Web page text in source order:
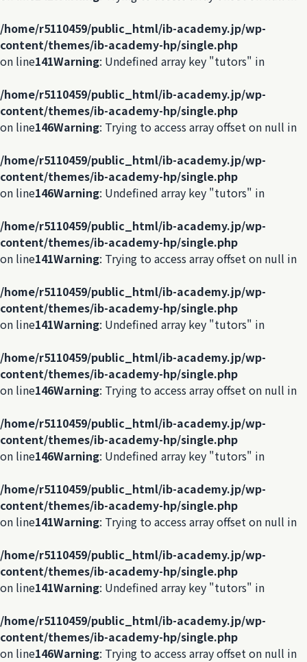
/home/r5110459/public_html/ib-academy.jp/wp-
content/themes/ib-academy-hp/single.php
on line141Warning: Undefined array key "tutors" in
/home/r5110459/public_html/ib-academy.jp/wp-
content/themes/ib-academy-hp/single.php
on line146Warning: Trying to access array offset on null in
/home/r5110459/public_html/ib-academy.jp/wp-
content/themes/ib-academy-hp/single.php
on line146Warning: Undefined array key "tutors" in
/home/r5110459/public_html/ib-academy.jp/wp-
content/themes/ib-academy-hp/single.php
on line141Warning: Trying to access array offset on null in
/home/r5110459/public_html/ib-academy.jp/wp-
content/themes/ib-academy-hp/single.php
on line141Warning: Undefined array key "tutors" in
/home/r5110459/public_html/ib-academy.jp/wp-
content/themes/ib-academy-hp/single.php
on line146Warning: Trying to access array offset on null in
/home/r5110459/public_html/ib-academy.jp/wp-
content/themes/ib-academy-hp/single.php
on line146Warning: Undefined array key "tutors" in
/home/r5110459/public_html/ib-academy.jp/wp-
content/themes/ib-academy-hp/single.php
on line141Warning: Trying to access array offset on null in
/home/r5110459/public_html/ib-academy.jp/wp-
content/themes/ib-academy-hp/single.php
on line141Warning: Undefined array key "tutors" in
/home/r5110459/public_html/ib-academy.jp/wp-
content/themes/ib-academy-hp/single.php
on line146Warning: Trying to access array offset on null in